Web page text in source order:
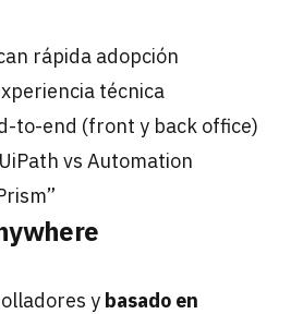
rápida adopción
técnica
to-end (front y back office)
vs Automation
y basado en